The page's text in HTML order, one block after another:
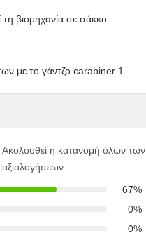
βιομηχανία σε σάκκο
Ακολουθεί η κατανομή όλων των
αξιολογήσεων
67%
0%
0%